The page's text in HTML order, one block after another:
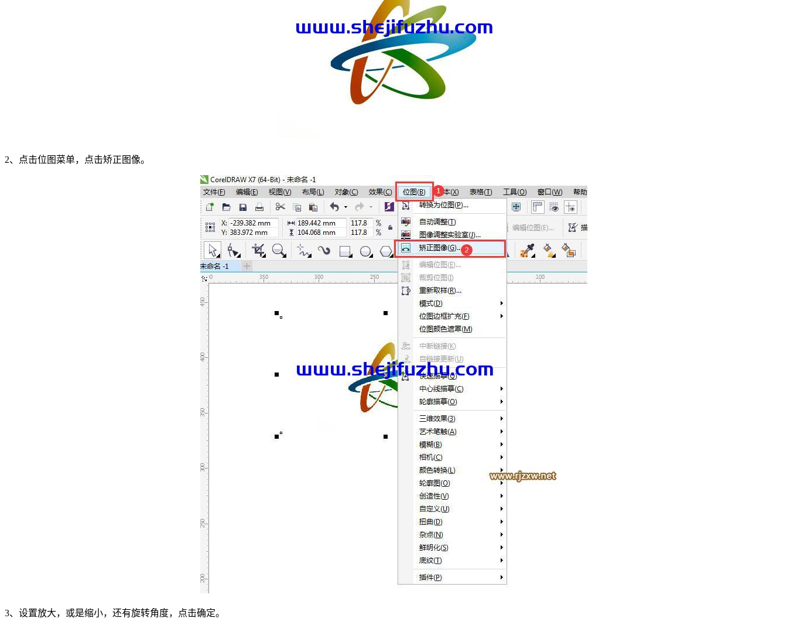
2、点击位图菜单，点击矫正图像。
3、设置放大，或是缩小，还有旋转角度，点击确定。